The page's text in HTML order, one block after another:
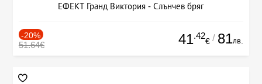
ЕФЕКТ Гранд Виктория - Слънчев бряг
-20%
51.64€ 41.42
€ / 81лв.